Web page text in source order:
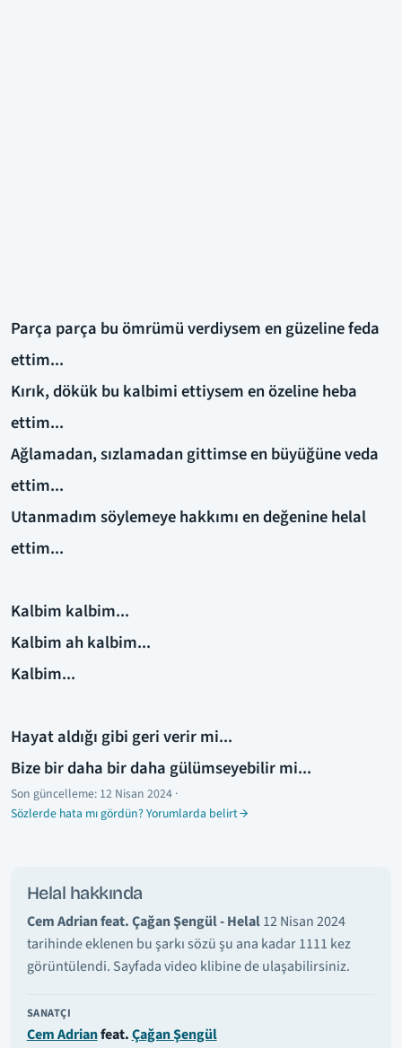
Parça parça bu ömrümü verdiysem en güzeline feda
ettim...
Kırık, dökük bu kalbimi ettiysem en özeline heba
ettim...
Ağlamadan, sızlamadan gittimse en büyüğüne veda
ettim...
Utanmadım söylemeye hakkımı en değenine helal
ettim...
Kalbim kalbim...
Kalbim ah kalbim...
Kalbim...
Hayat aldığı gibi geri verir mi...
Bize bir daha bir daha gülümseyebilir mi...
Son güncelleme: 12 Nisan 2024 ·
Sözlerde hata mı gördün? Yorumlarda belirt
Helal hakkında
Cem Adrian feat. Çağan Şengül - Helal12 Nisan 2024
tarihinde eklenen bu şarkı sözü şu ana kadar 1111 kez
görüntülendi. Sayfada video klibine de ulaşabilirsiniz.
SANATÇI
Cem Adrianfeat.Çağan Şengül